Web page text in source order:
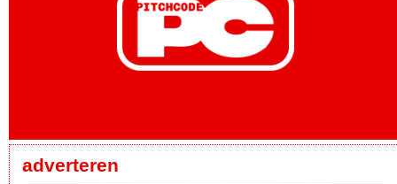
adverteren